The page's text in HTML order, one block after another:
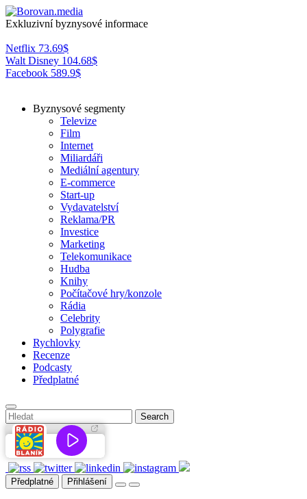
Exkluzivní byznysové informace
Netflix 73.69$
Walt Disney 104.68$
Facebook 589.9$
Byznysové segmenty
Televize
Film
Internet
Miliardáři
Mediální agentury
E-commerce
Start-up
Vydavatelství
Reklama/PR
Investice
Marketing
Telekomunikace
Hudba
Knihy
Počítačové hry/konzole
Rádia
Celebrity
Polygrafie
Rychlovky
Recenze
Podcasty
Předplatné
Předplatné Přihlášení